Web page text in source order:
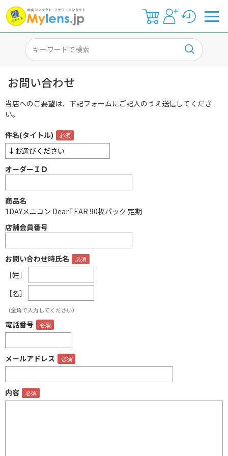
お問い合わせ
当店へのご要望は、下記フォームにご記入のうえ送信してくださ
い。
件名(タイトル)
オーダーＩＤ
商品名
1DAYメニコン DearTEAR 90枚パック 定期
店舗会員番号
お問い合わせ時氏名
［姓］
［名］
（全角で入力してください）
電話番号
メールアドレス
内容